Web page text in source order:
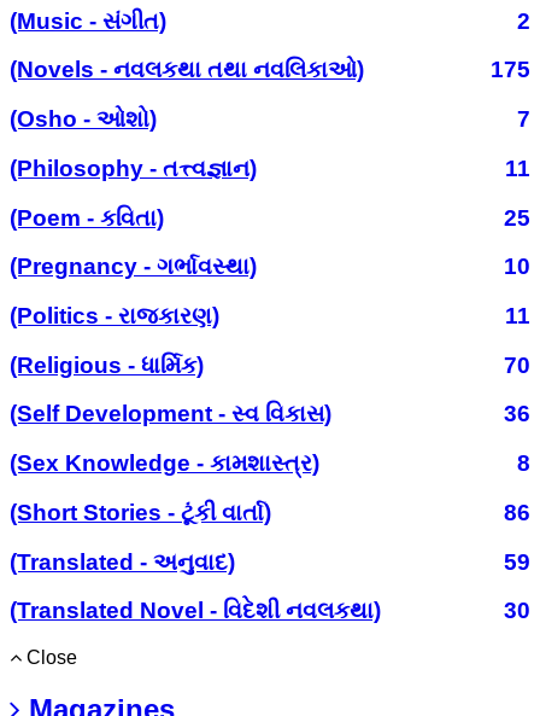
(Music - સંગીત)
2
(Novels - નવલકથા તથા નવલિકાઓ)
175
(Osho - ઓશો)
7
(Philosophy - તત્ત્વજ્ઞાન)
11
(Poem - કવિતા)
25
(Pregnancy - ગર્ભાવસ્થા)
10
(Politics - રાજકારણ)
11
(Religious - ધાર્મિક)
70
(Self Development - સ્વ વિકાસ)
36
(Sex Knowledge - કામશાસ્ત્ર)
8
(Short Stories - ટૂંકી વાર્તા)
86
(Translated - અનુવાદ)
59
(Translated Novel - વિદેશી નવલકથા)
30
Close
Magazines